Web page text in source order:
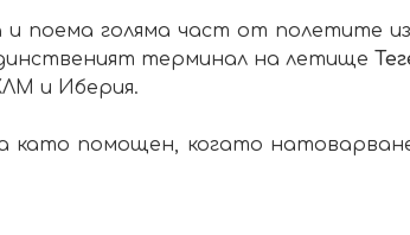
поема голяма част от полетите
терминал на летище
и Иберия.
като помощен, когато